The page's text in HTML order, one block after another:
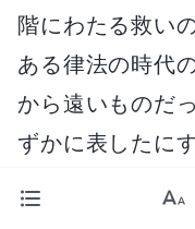
階にわたる救い
ある律法の時代
から遠いものだ
ずかに表したに
権力から救う